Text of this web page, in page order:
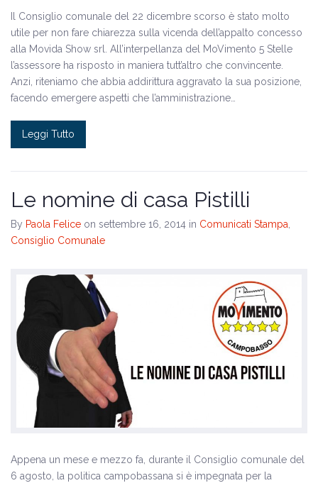
Il Consiglio comunale del 22 dicembre scorso è stato molto
utile per non fare chiarezza sulla vicenda dell’appalto concesso
alla Movida Show srl. All’interpellanza del MoVimento 5 Stelle
l’assessore ha risposto in maniera tutt’altro che convincente.
Anzi, riteniamo che abbia addirittura aggravato la sua posizione,
facendo emergere aspetti che l’amministrazione…
Leggi Tutto
Le nomine di casa Pistilli
By Paola Felice on settembre 16, 2014 in Comunicati Stampa
Consiglio Comunale
Appena un mese e mezzo fa, durante il Consiglio comunale del
6 agosto, la politica campobassana si è impegnata per la